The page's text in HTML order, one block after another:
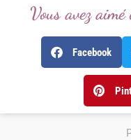
Vous avez
Facebook